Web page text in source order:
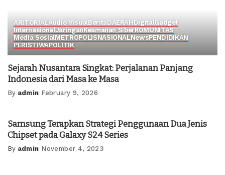
ARITORIALAudio VisualBeritaDAERAHDigitalGadget
InternasionalJaringanKeamanan SiberKOMUNITAS
Media SosialMETROPOLISNASIONALNewsPENDIDIKAN
PERISTIWAPOLITIK
Sejarah Nusantara Singkat: Perjalanan Panjang
Indonesia dari Masa ke Masa
Posted
By admin February 9, 2026
Samsung Terapkan Strategi Penggunaan Dua Jenis
Chipset pada Galaxy S24 Series
Posted
By admin November 4, 2023